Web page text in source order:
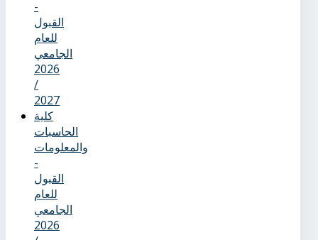
-
القبول
للعام
الجامعي
2026
/
2027
كلية
الحاسبات
والمعلومات
-
القبول
للعام
الجامعي
2026